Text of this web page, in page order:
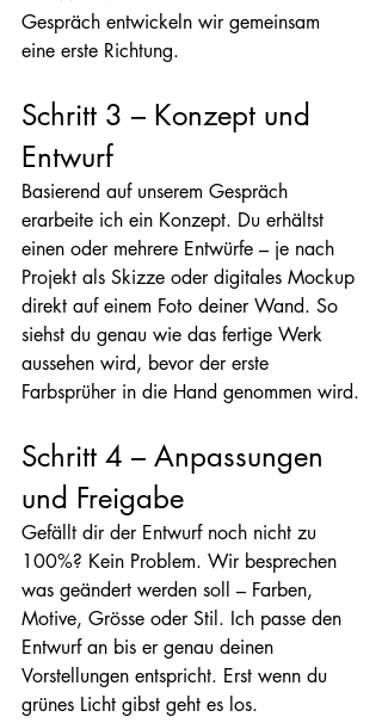
Gespräch entwickeln wir gemeinsam
eine erste Richtung.
Schritt 3 – Konzept und
Entwurf
Basierend auf unserem Gespräch
erarbeite ich ein Konzept. Du erhältst
einen oder mehrere Entwürfe – je nach
Projekt als Skizze oder digitales Mockup
direkt auf einem Foto deiner Wand. So
siehst du genau wie das fertige Werk
aussehen wird, bevor der erste
Farbsprüher in die Hand genommen wird.
Schritt 4 – Anpassungen
und Freigabe
Gefällt dir der Entwurf noch nicht zu
100%? Kein Problem. Wir besprechen
was geändert werden soll – Farben,
Motive, Grösse oder Stil. Ich passe den
Entwurf an bis er genau deinen
Vorstellungen entspricht. Erst wenn du
grünes Licht gibst geht es los.